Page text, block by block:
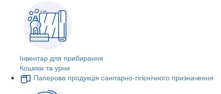
Інвентар для прибирання
Кошики та урни
Паперова продукція санітарно-гігієнічного призначення